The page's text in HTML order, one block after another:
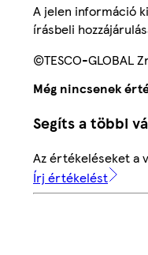
A jelen információ
írásbeli
©TESCO-GLOBAL
Még nincsenek
Segíts a többi
Az értékeléseket a
Írj értékelést